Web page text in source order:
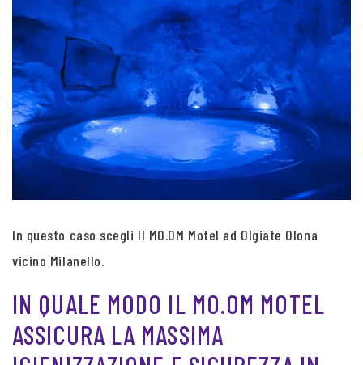
In questo caso scegli Il MO.OM Motel ad Olgiate Olona
vicino Milanello.
IN QUALE MODO IL MO.OM MOTEL
ASSICURA LA MASSIMA